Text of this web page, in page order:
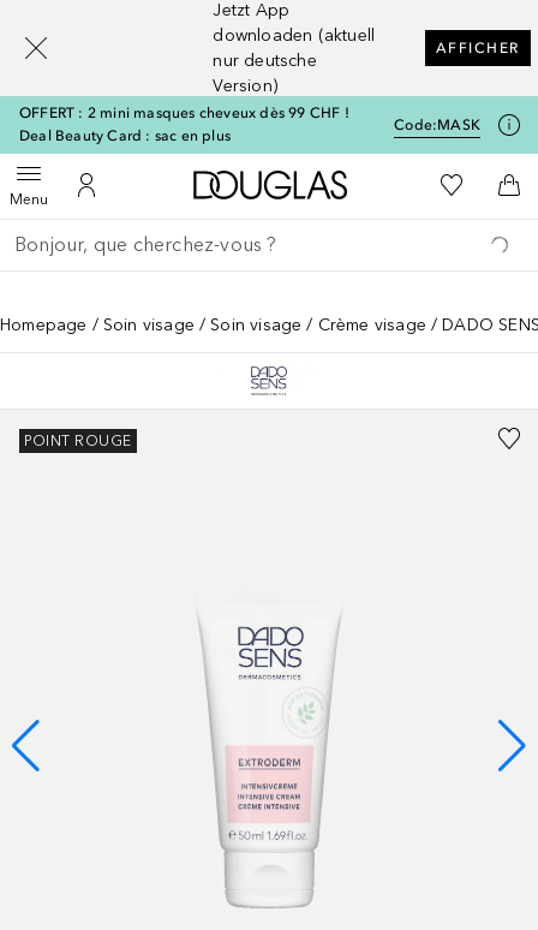
Jetzt App
downloaden (aktuell
nur deutsche
Version)
AFFICHER
OFFERT : 2 mini masques cheveux dès 99 CHF !
Deal Beauty Card : sac en plus
Code:MASK
MenuOuvrir le menuVers Mon Compte
Vers l'accueil Douglas
Vers Ma
Retourner
Exécuter la recherche
Homepage Soin visage Soin visage Crème visage DADO
POINT ROUGE
[navigation.slideout.screenreader]